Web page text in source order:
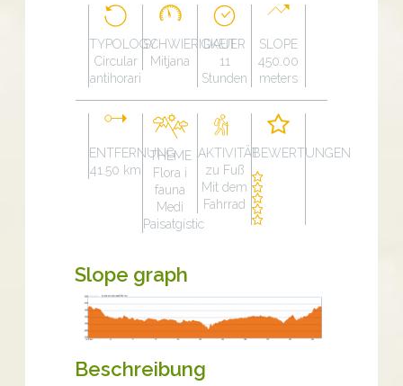
TYPOLOGY
Circular
antihorari
SCHWIERIGKEIT
Mitjana
DAUER
11
Stunden
SLOPE
450.00
meters
ENTFERNUNG
41.50 km
THEME
Flora i
fauna
Medi
Paisatgístic
AKTIVITÄT
zu Fuß
Mit dem
Fahrrad
BEWERTUNGEN
Slope graph
Beschreibung